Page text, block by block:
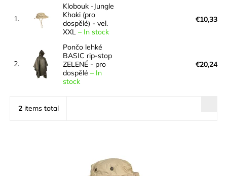
1.
Klobouk -Jungle
Khaki (pro
dospělé) - vel.
XXL – In stock
€10,33
2.
Pončo lehké
BASIC rip-stop
ZELENÉ - pro
dospělé – In
stock
€20,24
2 items total